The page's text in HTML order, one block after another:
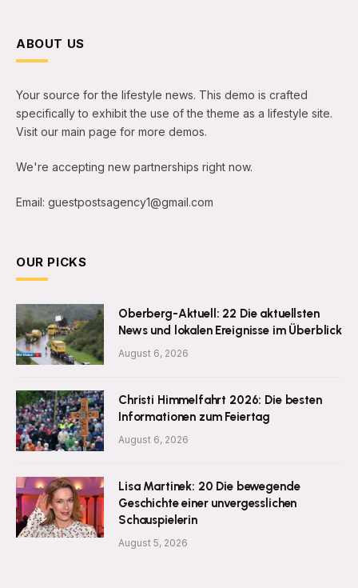
ABOUT US
Your source for the lifestyle news. This demo is crafted
specifically to exhibit the use of the theme as a lifestyle site.
Visit our main page for more demos.
We're accepting new partnerships right now.
Email: guestpostsagency1@gmail.com
OUR PICKS
Oberberg-Aktuell: 22 Die aktuellsten
News und lokalen Ereignisse im Überblick
August 6, 2026
Christi Himmelfahrt 2026: Die besten
Informationen zum Feiertag
August 6, 2026
Lisa Martinek: 20 Die bewegende
Geschichte einer unvergesslichen
Schauspielerin
August 5, 2026